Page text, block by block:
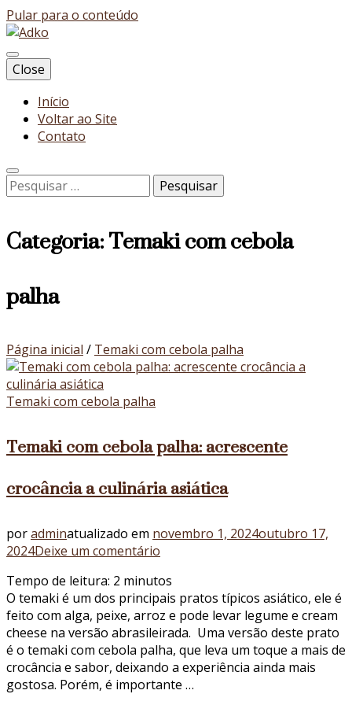
Pular para o conteúdo
Adko
Blog
Close
Início
Voltar ao Site
Contato
Pesquisar
por:
Categoria:Temaki com cebola
palha
Página inicial / Temaki com cebola palha
Temaki com cebola palha
Temaki com cebola palha: acrescente
crocância a culinária asiática
poradminatualizado em novembro 1, 2024outubro 17,
2024Deixe um comentário
com
cebola
palha:
acrescente
crocância
a
culinária
Tempo de leitura: 2 minutos
O temaki é um dos principais pratos típicos asiático, ele é
feito com alga, peixe, arroz e pode levar legume e cream
cheese na versão abrasileirada. Uma versão deste prato
é o temaki com cebola palha, que leva um toque a mais de
crocância e sabor, deixando a experiência ainda mais
gostosa. Porém, é importante …